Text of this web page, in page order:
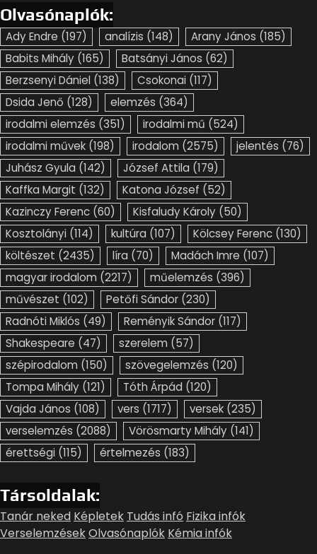
Olvasónaplók:
Ady Endre (197) analízis (148) Arany János (185)
Babits Mihály (165) Batsányi János (62)
Berzsenyi Dániel (138) Csokonai (117)
Dsida Jenő (128) elemzés (364)
irodalmi elemzés (351) irodalmi mű (524)
irodalmi művek (198) irodalom (2575) jelentés (76)
Juhász Gyula (142) József Attila (179)
Kaffka Margit (132) Katona József (52)
Kazinczy Ferenc (60) Kisfaludy Károly (50)
Kosztolányi (114) kultúra (107) Kölcsey Ferenc (130)
költészet (2435) líra (70) Madách Imre (107)
magyar irodalom (2217) műelemzés (396)
művészet (102) Petőfi Sándor (230)
Radnóti Miklós (49) Reményik Sándor (117)
Shakespeare (47) szerelem (57)
szépirodalom (150) szövegelemzés (120)
Tompa Mihály (121) Tóth Árpád (120)
Vajda János (108) vers (1717) versek (235)
verselemzés (2088) Vörösmarty Mihály (141)
érettségi (115) értelmezés (183)
Társoldalak:
Tanár neked Képletek Tudás infó Fizika infók
VerselemzésekOlvasónaplók Kémia infók